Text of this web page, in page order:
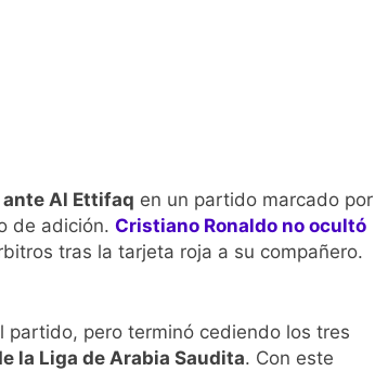
7-0 a Boyacá Chicó y es líder de la Liga BetPlay
Al Ettifaq en un partido marcado por
de adición. Cristiano Ronaldo no ocultó
tras la tarjeta roja a su compañero.
partido, pero terminó cediendo los tres
la Liga de Arabia Saudita. Con este